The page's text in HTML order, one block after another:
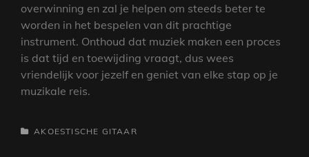
overwinning en zal je helpen om steeds beter te
worden in het bespelen van dit prachtige
instrument. Onthoud dat muziek maken een proces
is dat tijd en toewijding vraagt, dus wees
vriendelijk voor jezelf en geniet van elke stap op je
muzikale reis.
CATEGORIEËN
AKOESTISCHE GITAAR